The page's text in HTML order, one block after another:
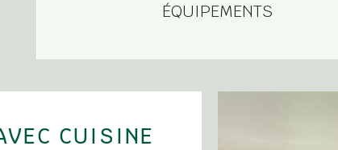
ÉQUIPEMENTS
CUISINE